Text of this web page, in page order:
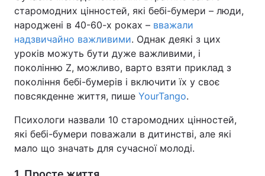
старомодних цінностей, які бебі-бумери – люди,
народжені в 40-60-х роках – вважали
надзвичайно важливими. Однак деякі з цих
уроків можуть бути дуже важливими, і
поколінню Z, можливо, варто взяти приклад з
покоління бебі-бумерів і включити їх у своє
повсякденне життя, пише YourTango.
Психологи назвали 10 старомодних цінностей,
які бебі-бумери поважали в дитинстві, але які
мало що значать для сучасної молоді.